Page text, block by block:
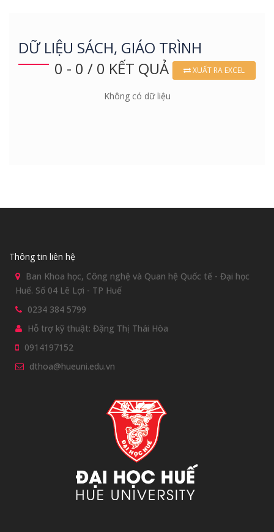
DỮ LIỆU SÁCH, GIÁO TRÌNH
0 - 0 / 0 KẾT QUẢ
XUẤT RA EXCEL
Không có dữ liệu
Thông tin liên hệ
Ban Khoa học, Công nghệ và Quan hệ Quốc tế - Đại học
Huế. Số 04 Lê Lợi - TP Huế
0234 384 5799
Hỗ trợ kỹ thuật: Đặng Thị Thái Hòa
0914197152
dthoa@hueuni.edu.vn